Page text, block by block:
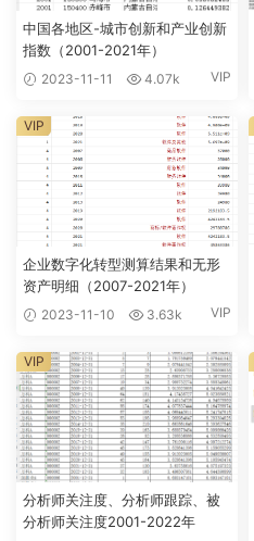
中国各地区-城市创新和产业创新
指数（2001-2021年）
2023-11-11 4.07k VIP
企业数字化转型测算结果和无形
资产明细（2007-2021年）
2023-11-10 3.63k VIP
VIP
分析师关注度、分析师跟踪、被
分析师关注度2001-2022年
VIP